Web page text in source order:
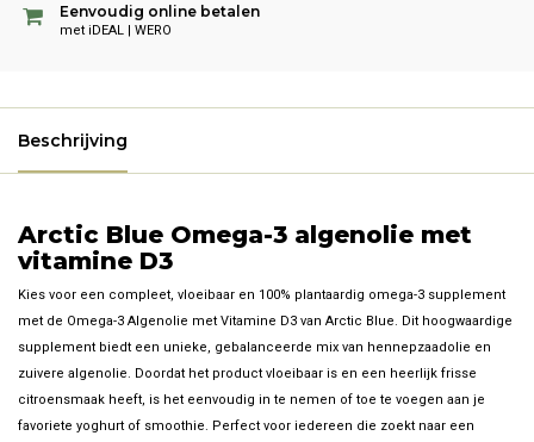
Eenvoudig online betalen
met iDEAL | WERO
Beschrijving
Arctic Blue Omega-3 algenolie met
vitamine D3
Kies voor een compleet, vloeibaar en 100% plantaardig omega-3 supplement
met de Omega-3 Algenolie met Vitamine D3 van Arctic Blue. Dit hoogwaardige
supplement biedt een unieke, gebalanceerde mix van hennepzaadolie en
zuivere algenolie. Doordat het product vloeibaar is en een heerlijk frisse
citroensmaak heeft, is het eenvoudig in te nemen of toe te voegen aan je
favoriete yoghurt of smoothie. Perfect voor iedereen die zoekt naar een